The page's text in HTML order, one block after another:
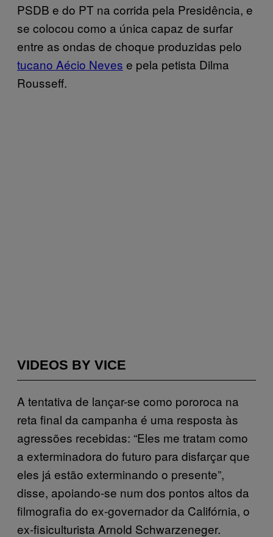
PSDB e do PT na corrida pela Presidência, e
se colocou como a única capaz de surfar
entre as ondas de choque produzidas pelo
tucano Aécio Neves e pela petista Dilma
Rousseff.
VIDEOS BY VICE
A tentativa de lançar-se como pororoca na
reta final da campanha é uma resposta às
agressões recebidas: “Eles me tratam como
a exterminadora do futuro para disfarçar que
eles já estão exterminando o presente”,
disse, apoiando-se num dos pontos altos da
filmografia do ex-governador da Califórnia, o
ex-fisiculturista Arnold Schwarzeneger.